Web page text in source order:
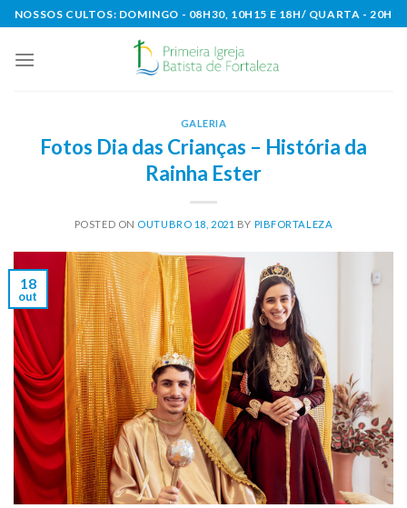
Skip
to
content
NOSSOS CULTOS: DOMINGO - 08H30, 10H15 E 18H/ QUARTA - 20H
GALERIA
Fotos Dia das Crianças – História da
Rainha Ester
POSTED ON OUTUBRO 18, 2021 BY PIBFORTALEZA
18
out